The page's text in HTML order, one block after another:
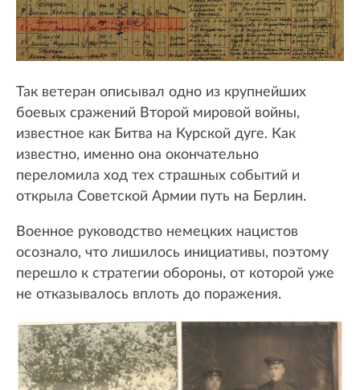
Так ветеран описывал одно из крупнейших
боевых сражений Второй мировой войны,
известное как Битва на Курской дуге. Как
известно, именно она окончательно
переломила ход тех страшных событий и
открыла Советской Армии путь на Берлин.
Военное руководство немецких нацистов
осознало, что лишилось инициативы, поэтому
перешло к стратегии обороны, от которой уже
не отказывалось вплоть до поражения.